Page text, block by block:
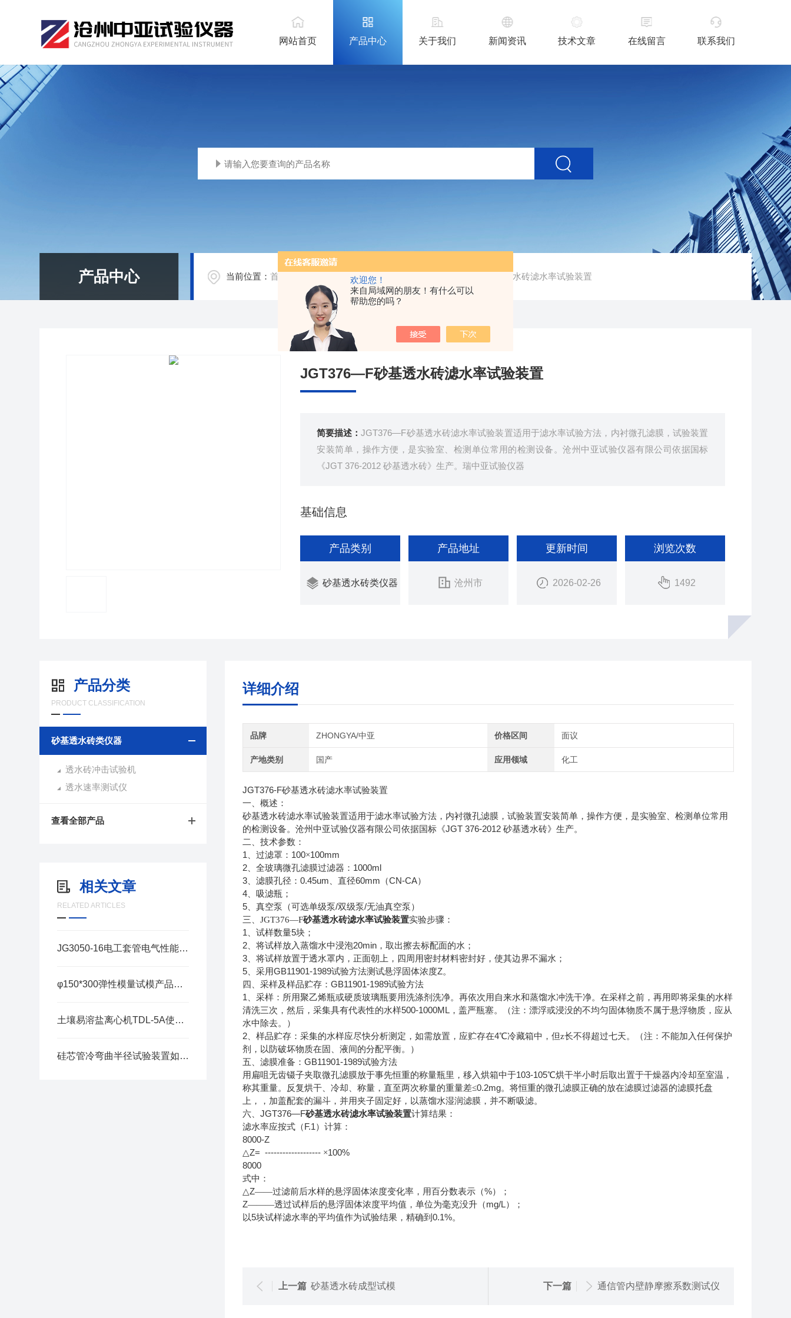
欢迎您！
来自局域网的朋友！有什么可以
帮助您的吗？
网站首页 产品中心 关于我们 新闻资讯 技术文章 在线留言 联系我们
产品中心 当前位置：首页 / /砂基透水砖类仪器 / JGT376—F砂基透水砖滤水率试验装置
JGT376—F砂基透水砖滤水率试验装置
简要描述：JGT376—F砂基透水砖滤水率试验装置适用于滤水率试验方法，内衬微孔滤膜，试验装置
安装简单，操作方便，是实验室、检测单位常用的检测设备。沧州中亚试验仪器有限公司依据国标
《JGT 376-2012 砂基透水砖》生产。瑞中亚试验仪器
基础信息
产品类别
砂基透水砖类仪器
产品地址
沧州市
更新时间
2026-02-26
浏览次数
1492
产品分类
PRODUCT CLASSIFICATION
砂基透水砖类仪器
透水砖冲击试验机
透水速率测试仪
查看全部产品
相关文章
RELATED ARTICLES
JG3050-16电工套管电气性能测定仪如何使用
φ150*300弹性模量试模产品介绍
土壤易溶盐离心机TDL-5A使用说明
硅芯管冷弯曲半径试验装置如何使用
详细介绍
品牌 ZHONGYA/中亚 价格区间 面议
产地类别 国产 应用领域 化工
JGT376-F砂基透水砖滤水率试验装置
一、概述：
砂基透水砖滤水率试验装置适用于滤水率试验方法，内衬微孔滤膜，试验装置安装简单，操作方便，是实验室、检测单位常用
的检测设备。沧州中亚试验仪器有限公司依据国标《JGT 376-2012 砂基透水砖》生产。
二、 技术参数：
1 、过滤罩： 100×100mm
2、全玻璃微孔滤膜过滤器： 1000ml
3、滤膜孔径： 0.45um 、直径60mm （CN-CA）
4、吸滤瓶；
5、真空泵（可选单级泵/双级泵/无油真空泵）
三、JGT376—F砂基透水砖滤水率试验装置实验步骤：
1 、试样数量5块；
2、将试样放入蒸馏水中浸泡20min，取出擦去标配面的水；
3、将试样放置于透水罩内，正面朝上，四周用密封材料密封好，使其边界不漏水；
5、采用GB11901-1989试验方法测试悬浮固体浓度Z。
四、 采样及样品贮存： GB11901-1989试验方法
1 、采样：所用聚乙烯瓶或硬质玻璃瓶要用洗涤剂洗净。再依次用自来水和蒸馏水冲洗干净。在采样之前，再用即将采集的水样
清洗三次，然后，采集具有代表性的水样500-1000ML，盖严瓶塞。（注：漂浮或浸没的不均匀固体物质不属于悬浮物质，应从
水中除去。）
2、样品贮存：采集的水样应尽快分析测定，如需放置，应贮存在4℃冷藏箱中，但z长不得超过七天。（注：不能加入任何保护
剂，以防破坏物质在固、液间的分配平衡。）
五、滤膜准备： GB11901-1989试验方法
用扁咀无齿镊子夹取微孔滤膜放于事先恒重的称量瓶里，移入烘箱中于103-105℃烘干半小时后取出置于干燥器内冷却至室温，
称其重量。反复烘干、冷却、称量，直至两次称量的重量差≤0.2mg。将恒重的微孔滤膜正确的放在滤膜过滤器的滤膜托盘
上，，加盖配套的漏斗，并用夹子固定好，以蒸馏水湿润滤膜，并不断吸滤。
六、 JGT376—F砂基透水砖滤水率试验装置计算结果：
滤水率应按式（F.1）计算：
8000-Z
△Z= ------------------- ×100%
8000
式中：
△Z——过滤前后水样的悬浮固体浓度变化率，用百分数表示（%）；
Z———透过试样后的悬浮固体浓度平均值，单位为毫克没升（mg/L）；
以5块试样滤水率的平均值作为试验结果，精确到 0.1%。
上一篇 砂基透水砖成型试模 下一篇 通信管内壁静摩擦系数测试仪